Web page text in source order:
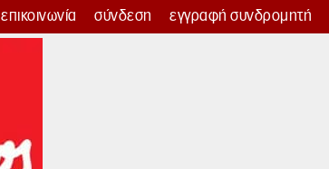
επικοινωνία σύνδεση εγγραφή συνδρομητή